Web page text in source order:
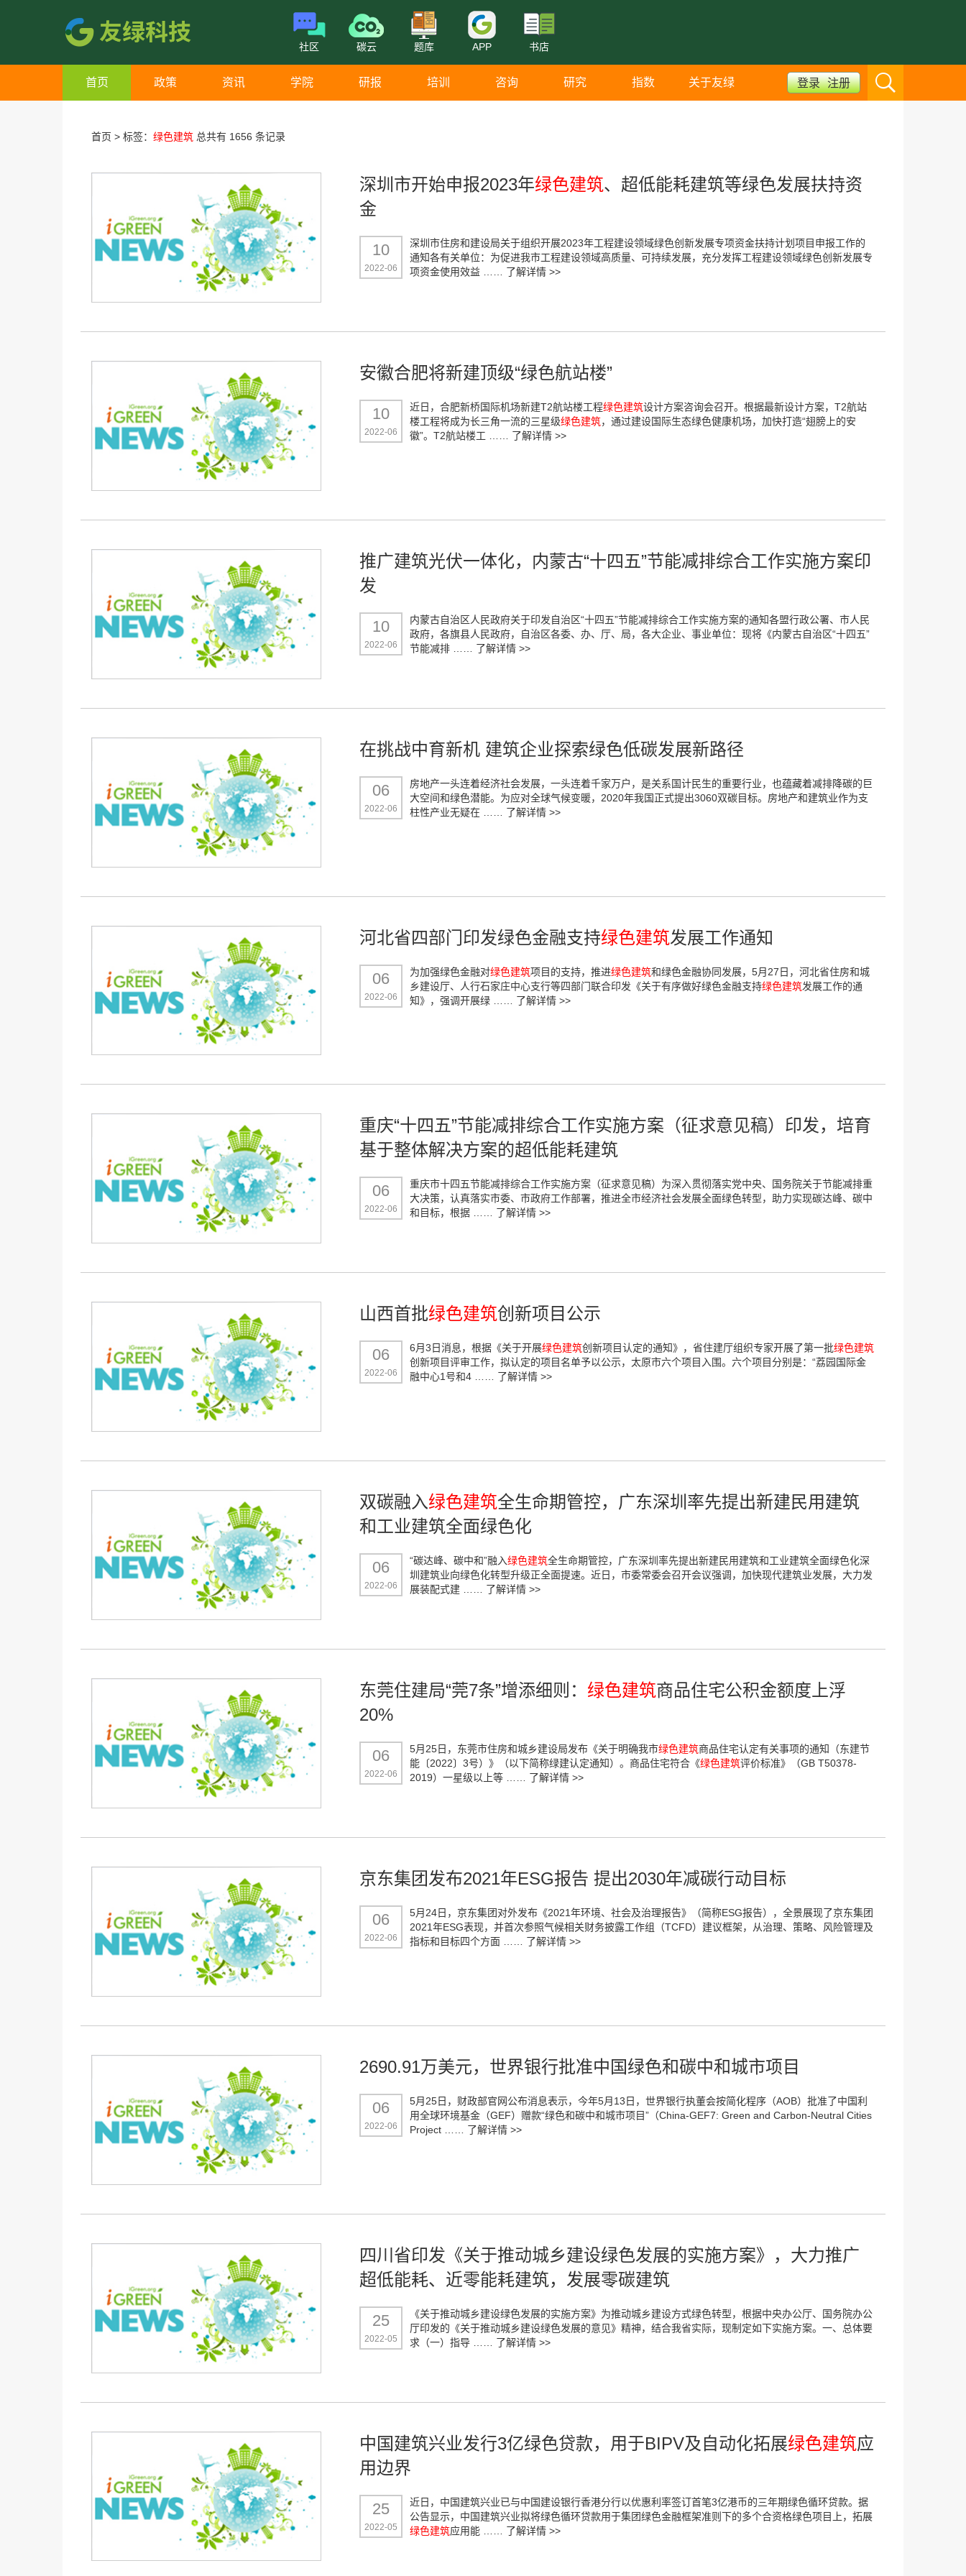
社区 碳云 题库 APP 书店
首页 政策 资讯 学院 研报 培训 咨询 研究 指数 关于友绿 登录 注册
首页 > 标签： 绿色建筑 总共有 1656 条记录
深圳市开始申报2023年绿色建筑、超低能耗建筑等绿色发展扶持资
金
10
2022-06
深圳市住房和建设局关于组织开展2023年工程建设领域绿色创新发展专项资金扶持计划项目申报工作的
通知各有关单位：为促进我市工程建设领域高质量、可持续发展，充分发挥工程建设领域绿色创新发展专
项资金使用效益 …… 了解详情 >>
安徽合肥将新建顶级“绿色航站楼”
10
2022-06
近日，合肥新桥国际机场新建T2航站楼工程绿色建筑设计方案咨询会召开。根据最新设计方案，T2航站
楼工程将成为长三角一流的三星级绿色建筑，通过建设国际生态绿色健康机场，加快打造“翅膀上的安
徽”。T2航站楼工 …… 了解详情 >>
推广建筑光伏一体化，内蒙古“十四五”节能减排综合工作实施方案印
发
10
2022-06
内蒙古自治区人民政府关于印发自治区“十四五”节能减排综合工作实施方案的通知各盟行政公署、市人民
政府，各旗县人民政府，自治区各委、办、厅、局，各大企业、事业单位：现将《内蒙古自治区“十四五”
节能减排 …… 了解详情 >>
在挑战中育新机 建筑企业探索绿色低碳发展新路径
06
2022-06
房地产一头连着经济社会发展，一头连着千家万户，是关系国计民生的重要行业，也蕴藏着减排降碳的巨
大空间和绿色潜能。为应对全球气候变暖，2020年我国正式提出3060双碳目标。房地产和建筑业作为支
柱性产业无疑在 …… 了解详情 >>
河北省四部门印发绿色金融支持绿色建筑发展工作通知
06
2022-06
为加强绿色金融对绿色建筑项目的支持，推进绿色建筑和绿色金融协同发展，5月27日，河北省住房和城
乡建设厅、人行石家庄中心支行等四部门联合印发《关于有序做好绿色金融支持绿色建筑发展工作的通
知》，强调开展绿 …… 了解详情 >>
重庆“十四五”节能减排综合工作实施方案（征求意见稿）印发，培育
基于整体解决方案的超低能耗建筑
06
2022-06
重庆市十四五节能减排综合工作实施方案（征求意见稿）为深入贯彻落实党中央、国务院关于节能减排重
大决策，认真落实市委、市政府工作部署，推进全市经济社会发展全面绿色转型，助力实现碳达峰、碳中
和目标，根据 …… 了解详情 >>
山西首批绿色建筑创新项目公示
06
2022-06
6月3日消息，根据《关于开展绿色建筑创新项目认定的通知》，省住建厅组织专家开展了第一批绿色建筑
创新项目评审工作，拟认定的项目名单予以公示，太原市六个项目入围。六个项目分别是：“荔园国际金
融中心1号和4 …… 了解详情 >>
双碳融入绿色建筑全生命期管控，广东深圳率先提出新建民用建筑
和工业建筑全面绿色化
06
2022-06
“碳达峰、碳中和”融入绿色建筑全生命期管控，广东深圳率先提出新建民用建筑和工业建筑全面绿色化深
圳建筑业向绿色化转型升级正全面提速。近日，市委常委会召开会议强调，加快现代建筑业发展，大力发
展装配式建 …… 了解详情 >>
东莞住建局“莞7条”增添细则： 绿色建筑商品住宅公积金额度上浮
20%
06
2022-06
5月25日，东莞市住房和城乡建设局发布《关于明确我市绿色建筑商品住宅认定有关事项的通知（东建节
能〔2022〕3号）》（以下简称绿建认定通知）。商品住宅符合《绿色建筑评价标准》（GB T50378-
2019）一星级以上等 …… 了解详情 >>
京东集团发布2021年ESG报告 提出2030年减碳行动目标
06
2022-06
5月24日，京东集团对外发布《2021年环境、社会及治理报告》（简称ESG报告），全景展现了京东集团
2021年ESG表现，并首次参照气候相关财务披露工作组（TCFD）建议框架，从治理、策略、风险管理及
指标和目标四个方面 …… 了解详情 >>
2690.91万美元，世界银行批准中国绿色和碳中和城市项目
06
2022-06
5月25日，财政部官网公布消息表示，今年5月13日，世界银行执董会按简化程序（AOB）批准了中国利
用全球环境基金（GEF）赠款“绿色和碳中和城市项目”（China-GEF7: Green and Carbon-Neutral Cities
Project …… 了解详情 >>
四川省印发《关于推动城乡建设绿色发展的实施方案》，大力推广
超低能耗、近零能耗建筑，发展零碳建筑
25
2022-05
《关于推动城乡建设绿色发展的实施方案》为推动城乡建设方式绿色转型，根据中央办公厅、国务院办公
厅印发的《关于推动城乡建设绿色发展的意见》精神，结合我省实际，现制定如下实施方案。一、总体要
求（一）指导 …… 了解详情 >>
中国建筑兴业发行3亿绿色贷款，用于BIPV及自动化拓展绿色建筑应
用边界
25
2022-05
近日，中国建筑兴业已与中国建设银行香港分行以优惠利率签订首笔3亿港币的三年期绿色循环贷款。据
公告显示，中国建筑兴业拟将绿色循环贷款用于集团绿色金融框架准则下的多个合资格绿色项目上，拓展
绿色建筑应用能 …… 了解详情 >>